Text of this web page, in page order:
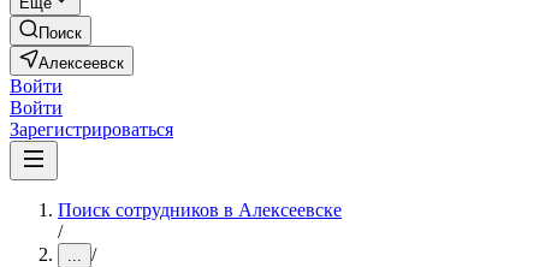
Поиск
Алексеевск
Войти
Войти
Зарегистрироваться
Поиск сотрудников в Алексеевске
/
... /